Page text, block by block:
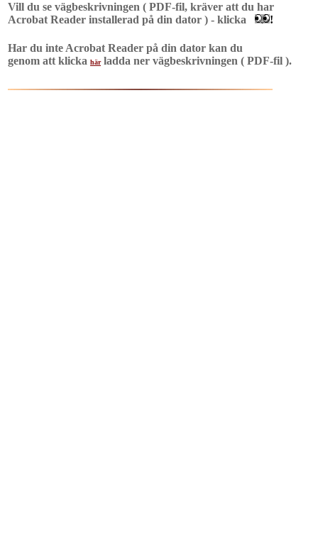
Vill du se vägbeskrivningen ( PDF-fil, kräver att du har
Acrobat Reader installerad på din dator ) - klicka
!
Har du inte Acrobat Reader på din dator kan du
genom att klicka härladda ner vägbeskrivningen ( PDF-fil ).